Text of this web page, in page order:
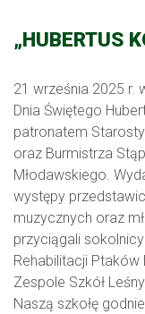
„HUBERTUS
21 września 2025 r.
Dnia Świętego
patronatem
oraz Burmistrza
Młodawskiego.
występy
muzycznych oraz
przyciągali
Rehabilitacji Ptaków
Zespole Szkół
Naszą szkołę